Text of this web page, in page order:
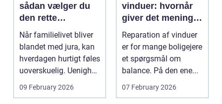
sådan vælger du
den rette
familieretsadvokat
Når familielivet bliver
blandet med jura, kan
hverdagen hurtigt føles
uoverskuelig. Uenighed
om børn...
09 February 2026
vinduer: hvornår
giver det mening,
og hvad skal du
vælge?
Reparation af vinduer
er for mange boligejere
et spørgsmål om
balance. På den ene...
07 February 2026